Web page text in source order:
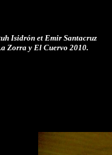
Isidrón et Emir Santacruz
Zorra y El Cuervo 2010.